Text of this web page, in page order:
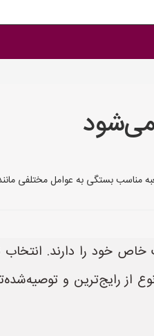
مناسب بستگی به عوامل مختلفی
خاص خود را دارند.
از رایج‌ترین و